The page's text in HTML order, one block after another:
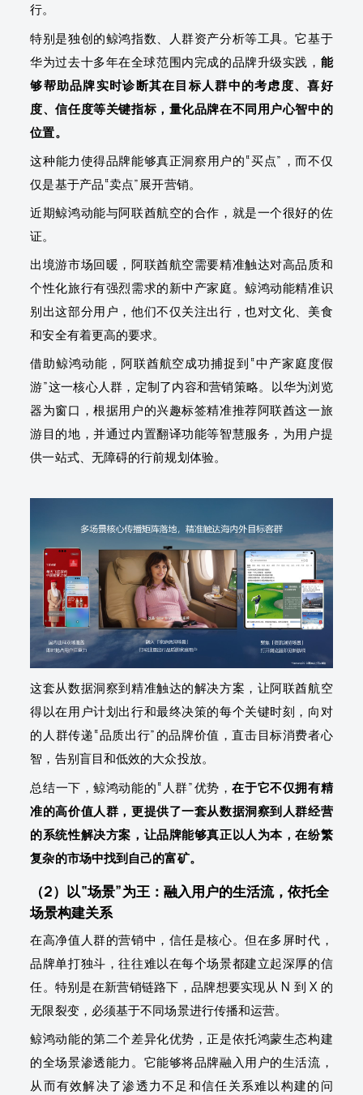
行。
特别是独创的鲸鸿指数、人群资产分析等工具。它基于
华为过去十多年在全球范围内完成的品牌升级实践， 能
够帮助品牌实时诊断其在目标人群中的考虑度、喜好
度、信任度等关键指标，量化品牌在不同用户心智中的
位置。
这种能力使得品牌能够真正洞察用户的“买点”，而不仅
仅是基于产品“卖点”展开营销。
近期鲸鸿动能与阿联酋航空的合作，就是一个很好的佐
证。
出境游市场回暖，阿联酋航空需要精准触达对高品质和
个性化旅行有强烈需求的新中产家庭。鲸鸿动能精准识
别出这部分用户，他们不仅关注出行，也对文化、美食
和安全有着更高的要求。
借助鲸鸿动能，阿联酋航空成功捕捉到“中产家庭度假
游”这一核心人群，定制了内容和营销策略。以华为浏览
器为窗口，根据用户的兴趣标签精准推荐阿联酋这一旅
游目的地，并通过内置翻译功能等智慧服务，为用户提
供一站式、无障碍的行前规划体验。
这套从数据洞察到精准触达的解决方案，让阿联酋航空
得以在用户计划出行和最终决策的每个关键时刻，向对
的人群传递“品质出行”的品牌价值，直击目标消费者心
智，告别盲目和低效的大众投放。
总结一下，鲸鸿动能的“人群”优势，在于它不仅拥有精
准的高价值人群，更提供了一套从数据洞察到人群经营
的系统性解决方案，让品牌能够真正以人为本，在纷繁
复杂的市场中找到自己的富矿。
（2）以“场景”为王：融入用户的生活流，依托全
场景构建关系
在高净值人群的营销中，信任是核心。但在多屏时代，
品牌单打独斗，往往难以在每个场景都建立起深厚的信
任。特别是在新营销链路下，品牌想要实现从 N 到 X 的
无限裂变，必须基于不同场景进行传播和运营。
鲸鸿动能的第二个差异化优势，正是依托鸿蒙生态构建
的全场景渗透能力。它能够将品牌融入用户的生活流，
从而有效解决了渗透力不足和信任关系难以构建的问